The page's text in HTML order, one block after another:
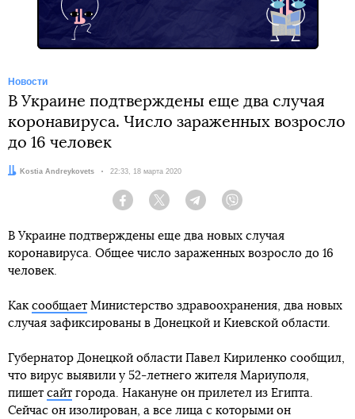
Новости
В Украине подтверждены еще два случая
коронавируса. Число зараженных возросло
до 16 человек
Автор:Kostia Andreykovets Дата:
22:33, 18 марта 2020
Facebook Twitter Telegram
В Украине подтверждены еще два новых случая
коронавируса. Общее число зараженных возросло до 16
человек.
Как сообщает Министерство здравоохранения, два новых
случая зафиксированы в Донецкой и Киевской области.
Губернатор Донецкой области Павел Кириленко сообщил,
что вирус выявили у 52-летнего жителя Мариуполя,
пишет сайт города. Накануне он прилетел из Египта.
Сейчас он изолирован, а все лица с которыми он